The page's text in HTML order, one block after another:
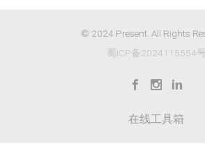
© 2024 Present. All Rights
蜀ICP备2024115554号
在线工具箱